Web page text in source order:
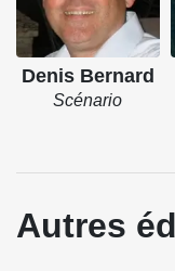
Denis Bernard
Scénario
Autres